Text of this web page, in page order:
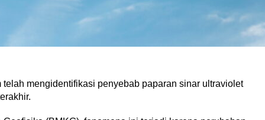
mengidentifikasi penyebab paparan sinar ultraviolet